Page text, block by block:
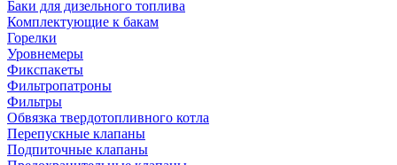
Баки для дизельного топлива
Комплектующие к бакам
Горелки
Уровнемеры
Фикспакеты
Фильтропатроны
Фильтры
Обвязка твердотопливного котла
Перепускные клапаны
Подпиточные клапаны